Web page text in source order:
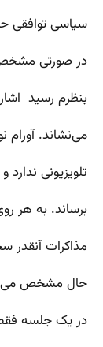
سیاسی توافقی حاصل شود
در صورتی مشخص
بنظرم رسید اشاره ای داشته باشم به
می‌نشاند.
تلویزیونی
برساند. به هر
مذاکرات آنقدر
حال مشخص می
در یک جلسه فقط ۱۰ ساعت پشت درهای بسته مشغول به مذاکره میشوند پس باید حرفه ای ترین ادمها و افعال